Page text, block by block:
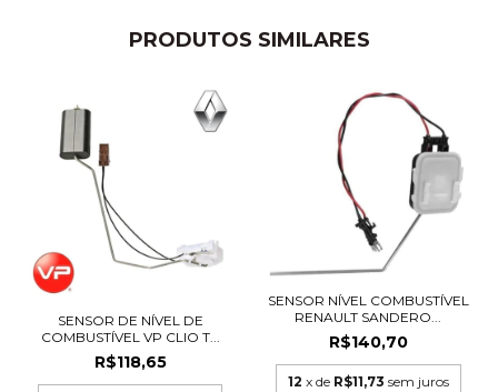
PRODUTOS SIMILARES
SENSOR DE NÍVEL DE
COMBUSTÍVEL VP CLIO T...
R$118,65
SENSOR NÍVEL COMBUSTÍVEL
RENAULT SANDERO...
R$140,70
12 x de R$11,73 sem juros